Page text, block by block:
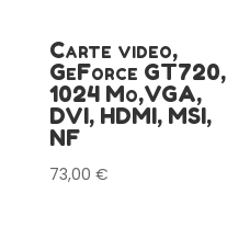
Carte video,
GeForce GT720,
1024 Mo,VGA,
DVI, HDMI, MSI,
NF
73,00 €